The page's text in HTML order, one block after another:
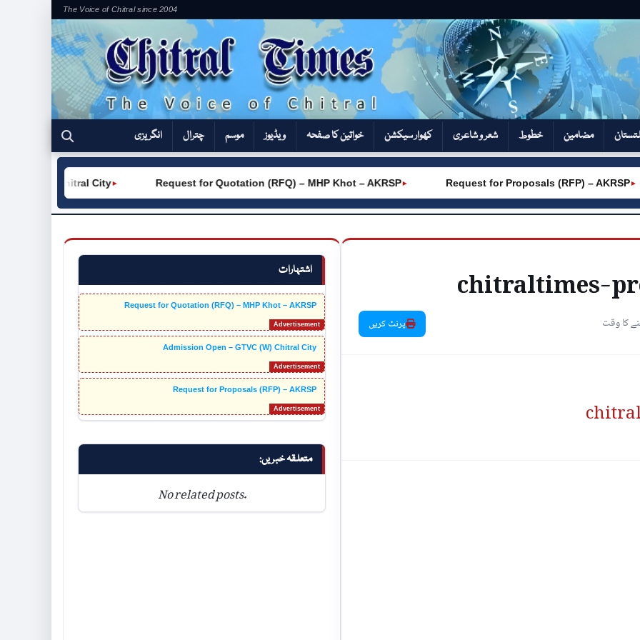
The Voice of Chitral since 2004
مضامین خطوط شعر و شاعری کھوار سیکشن‎ خواتین کا صفحہ ویڈیوز موسم چترال انگریزی
►
Request for Quotation (RFQ) – MHP Khot – AKRSP
►
(W) Chitral City ►
Request for Proposals (RFP) – AKRSP
اشتہارات
Request for Quotation (RFQ) – MHP Khot – AKRSP
Admission Open – GTVC (W) Chitral City
Request for Proposals (RFP) – AKRSP
متعلقہ خبریں:
No related posts.
chitraltimes-
پرنٹ کریں